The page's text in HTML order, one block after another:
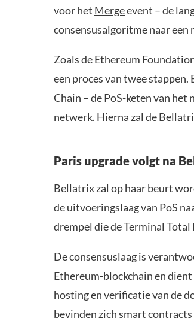
voor het Mergeevent – de
consensusalgoritme naar
Zoals de Ethereum
een proces van twee
Chain – de PoS-keten van
netwerk. Hierna zal de
Paris upgrade volgt na
Bellatrix zal op haar beurt
de uitvoeringslaag van PoS
drempel die de Terminal
De consensuslaag is
Ethereum-blockchain en
hosting en verificatie van de
bevinden zich smart